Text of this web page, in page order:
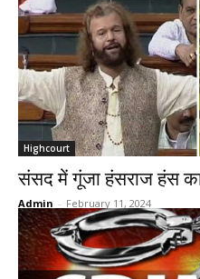
Highcourt
संसद में गूंजा हंसराज हंस
Admin - February 11, 2024